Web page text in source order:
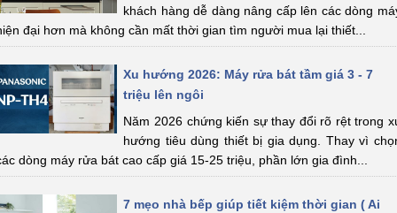
khách hàng dễ dàng nâng cấp lên các dòng
đại hơn mà không cần mất thời gian tìm người mua lại thiết...
Xu hướng 2026: Máy rửa bát tầm giá 3 - 7
triệu lên ngôi
Năm 2026 chứng kiến sự thay đổi rõ rệt trong
hướng tiêu dùng thiết bị gia dụng. Thay vì
dòng máy rửa bát cao cấp giá 15-25 triệu, phần lớn gia đình...
7 mẹo nhà bếp giúp tiết kiệm thời gian ( Ai